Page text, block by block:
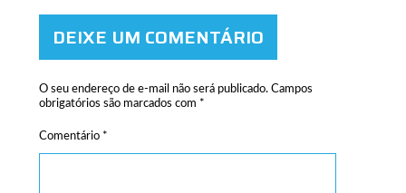
DEIXE UM COMENTÁRIO
O seu endereço de e-mail não será publicado. Campos
obrigatórios são marcados com *
Comentário *